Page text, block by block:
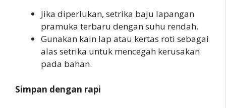
Jika diperlukan, setrika baju lapangan
pramuka terbaru dengan suhu rendah.
Gunakan kain lap atau kertas roti sebagai
alas setrika untuk mencegah kerusakan
pada bahan.
Simpan dengan rapi